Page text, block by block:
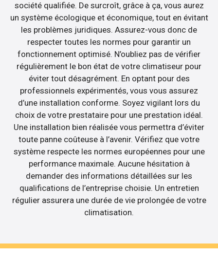
société qualifiée. De surcroît, grâce à ça, vous aurez
un système écologique et économique, tout en évitant
les problèmes juridiques. Assurez-vous donc de
respecter toutes les normes pour garantir un
fonctionnement optimisé. N’oubliez pas de vérifier
régulièrement le bon état de votre climatiseur pour
éviter tout désagrément. En optant pour des
professionnels expérimentés, vous vous assurez
d’une installation conforme. Soyez vigilant lors du
choix de votre prestataire pour une prestation idéal.
Une installation bien réalisée vous permettra d’éviter
toute panne coûteuse à l’avenir. Vérifiez que votre
système respecte les normes européennes pour une
performance maximale. Aucune hésitation à
demander des informations détaillées sur les
qualifications de l’entreprise choisie. Un entretien
régulier assurera une durée de vie prolongée de votre
climatisation.